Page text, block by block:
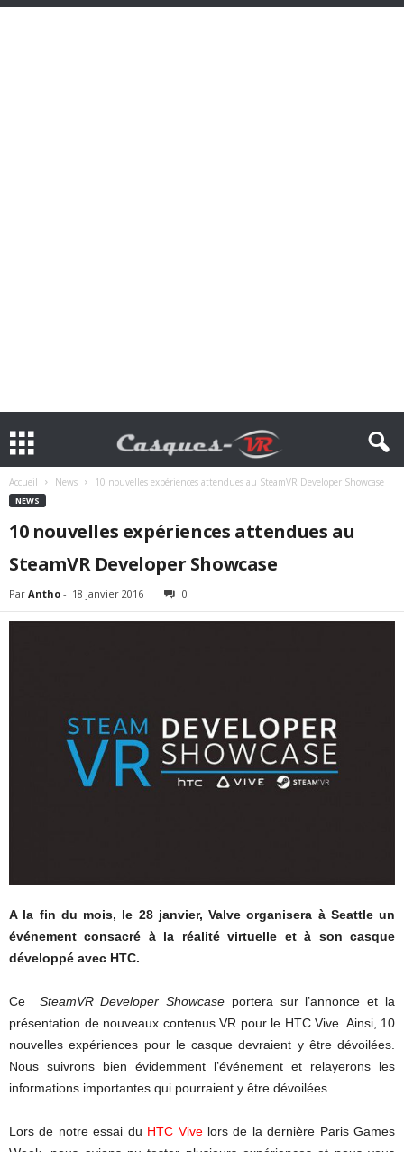
Accueil News 10 nouvelles expériences attendues au SteamVR Developer Showcase
NEWS
10 nouvelles expériences attendues au
SteamVR Developer Showcase
Par Antho - 18 janvier 2016 0
A la fin du mois, le 28 janvier, Valve organisera à Seattle un
événement consacré à la réalité virtuelle et à son casque
développé avec HTC.
Ce SteamVR Developer Showcase portera sur l’annonce et la
présentation de nouveaux contenus VR pour le HTC Vive. Ainsi, 10
nouvelles expériences pour le casque devraient y être dévoilées.
Nous suivrons bien évidemment l’événement et relayerons les
informations importantes qui pourraient y être dévoilées.
Lors de notre essai du HTC Vivelors de la dernière Paris Games